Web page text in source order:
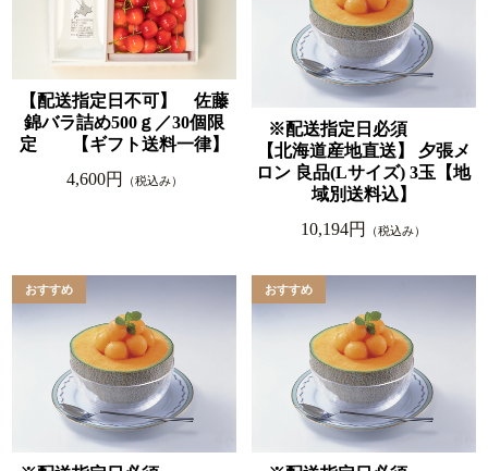
【配送指定日不可】 佐藤
錦バラ詰め500ｇ／30個限
定 【ギフト送料一律】
4,600円
（税込み）
※配送指定日必須
【北海道産地直送】 夕張メ
ロン 良品(Lサイズ) 3玉【地
域別送料込】
10,194円
（税込み）